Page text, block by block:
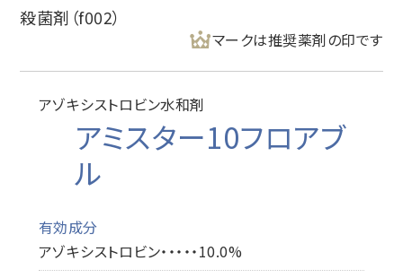
殺菌剤（f002）
マークは推奨薬剤の印です
アゾキシストロビン水和剤
アミスター10フロアブ
ル
有効成分
アゾキシストロビン・・・・・10.0%